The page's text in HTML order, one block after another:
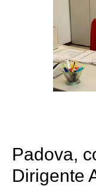
Padova,
Dirigente